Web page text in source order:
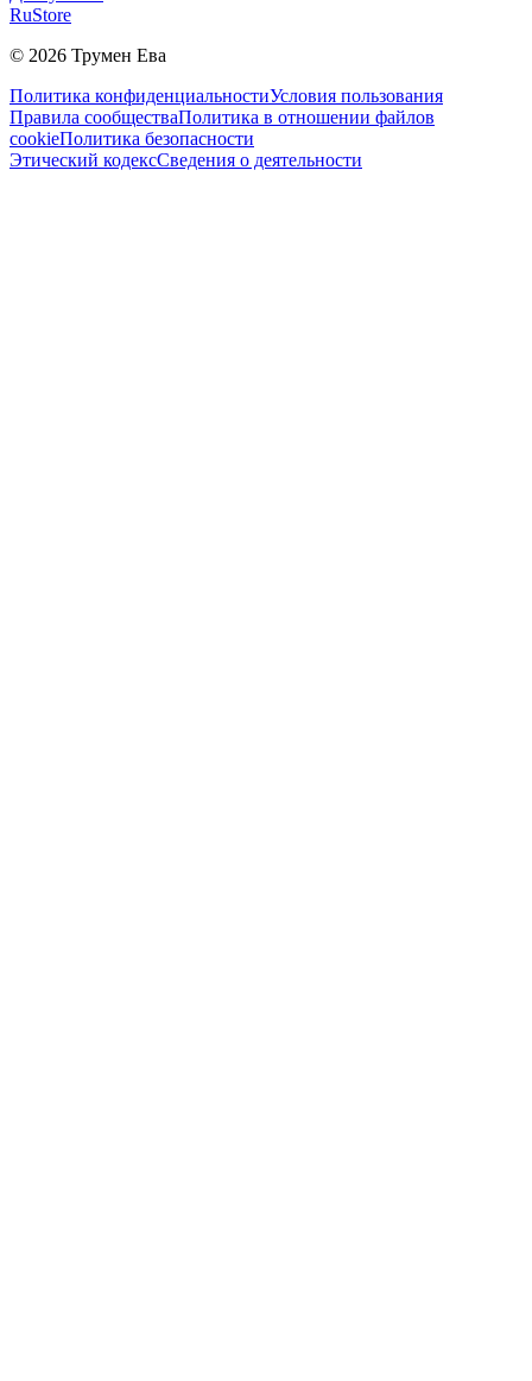
RuStore
© 2026 Трумен Ева
Политика конфиденциальностиУсловия пользования
Правила сообществаПолитика в отношении файлов
cookieПолитика безопасности
Этический кодексСведения о деятельности